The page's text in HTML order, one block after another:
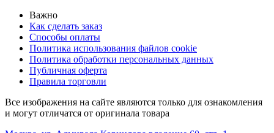
Важно
Как сделать заказ
Способы оплаты
Политика использования файлов cookie
Политика обработки персональных данных
Публичная оферта
Правила торговли
Все изображения на сайте являются только для ознакомления
и могут отличатся от оригинала товара